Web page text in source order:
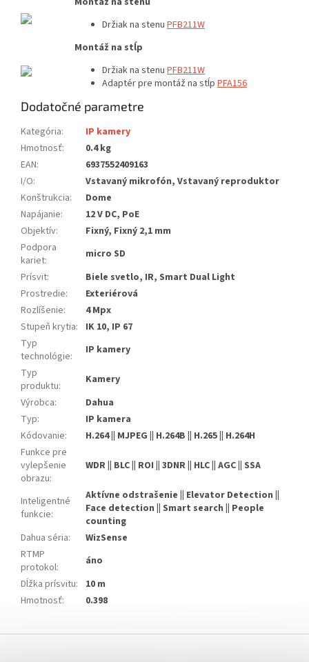
Držiak na stenu PFB211W
Montáž na stĺp
Držiak na stenu PFB211W
Adaptér pre montáž na stĺp PFA156
Dodatočné parametre
Kategória:
IP kamery
Hmotnosť:
0.4 kg
EAN:
6937552409163
I/O:
Vstavaný mikrofón, Vstavaný reproduktor
Konštrukcia:
Dome
Napájanie:
12 V DC, PoE
Objektív:
Fixný, Fixný 2,1 mm
Podpora
kariet:
micro SD
Prísvit:
Biele svetlo, IR, Smart Dual Light
Prostredie:
Exteriérová
Rozlíšenie:
4 Mpx
Stupeň krytia:
IK 10, IP 67
Typ
technológie:
IP kamery
Typ
produktu:
Kamery
Výrobca:
Dahua
Typ:
IP kamera
Kódovanie:
H.264 || MJPEG || H.264B || H.265 || H.264H
Funkce pre
vylepšenie
obrazu:
WDR || BLC || ROI || 3DNR || HLC || AGC || SSA
Inteligentné
funkcie:
Aktívne odstrašenie || Elevator Detection ||
Face detection || Smart search || People
counting
Dahua séria:
WizSense
RTMP
protokol:
áno
Dĺžka prísvitu:
10 m
Hmotnosť: 0.398